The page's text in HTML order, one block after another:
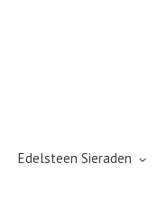
Edelsteen Sieraden